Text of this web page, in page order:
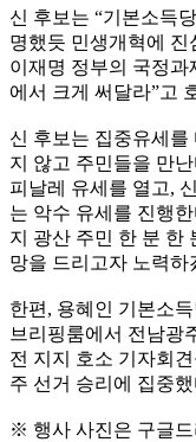
신 후보는 “기본소득
명했듯 민생개혁에 진
이재명 정부의 국정
에서 크게 써달라”고
신 후보는 집중유세를
지 않고 주민들을 만
피날레 유세를 열고,
는 악수 유세를 진행
지 광산 주민 한 분 한
망을 드리고자 노력하
한편, 용혜인 기본소
브리핑룸에서 전남광
전 지지 호소 기자회
주 선거 승리에 집중했
※ 행사 사진은 구글